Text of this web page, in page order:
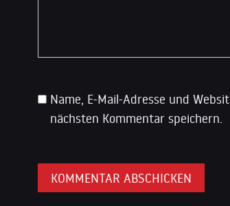
Name, E-Mail-Adresse und
nächsten Kommentar speichern.